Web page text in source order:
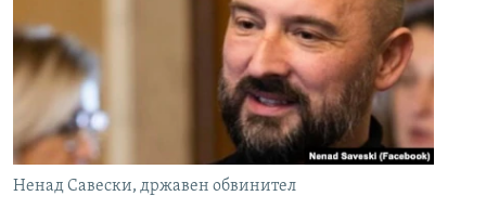
Ненад Савески, државен обвинител